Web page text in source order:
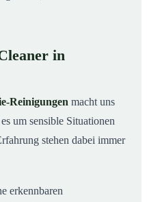
in
Reinigungen macht uns
um sensible Situationen
stehen dabei immer
erkennbaren